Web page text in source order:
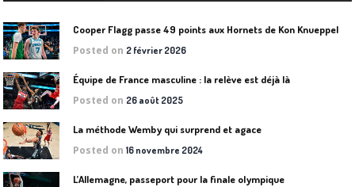
Cooper Flagg passe 49 points aux Hornets de Kon Knueppel
Posted on 2 février 2026
Équipe de France masculine : la relève est déjà là
Posted on 26 août 2025
La méthode Wemby qui surprend et agace
Posted on16 novembre 2024
L’Allemagne, passeport pour la finale olympique